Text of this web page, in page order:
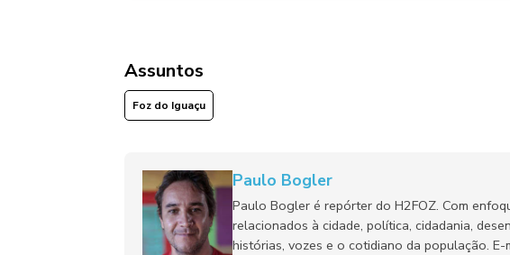
Assuntos
Foz do Iguaçu
Paulo Bogler
Paulo Bogler é repórter do H2FOZ. Com
relacionados à cidade, política, cidadania,
histórias, vozes e o cotidiano da população.